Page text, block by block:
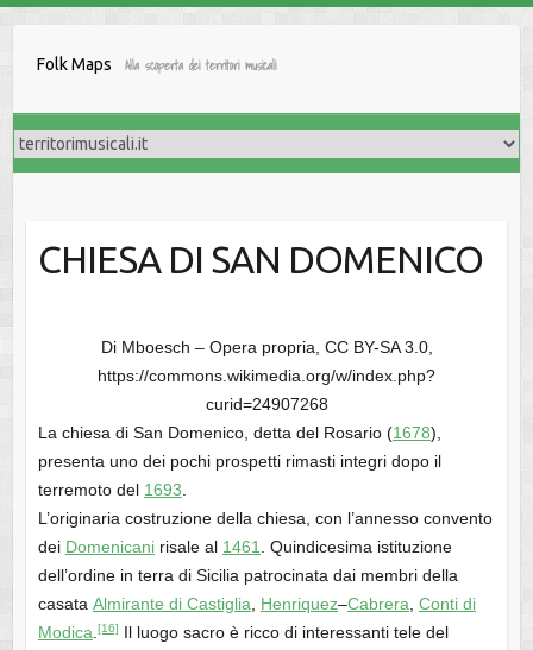
Folk Maps Alla scoperta dei territori musicali
CHIESA DI SAN DOMENICO
Di Mboesch – Opera propria, CC BY-SA 3.0,
https://commons.wikimedia.org/w/index.php?
curid=24907268
La chiesa di San Domenico, detta del Rosario (1678),
presenta uno dei pochi prospetti rimasti integri dopo il
terremoto del 1693
L’originaria costruzione della chiesa, con l’annesso convento
dei Domenicanirisale al 1461
. Quindicesima istituzione
dell’ordine in terra di Sicilia patrocinata dai membri della
casata Almirante di Castiglia Henriquez–Cabrera Conti di
Modica [16] Il luogo sacro è ricco di interessanti tele del